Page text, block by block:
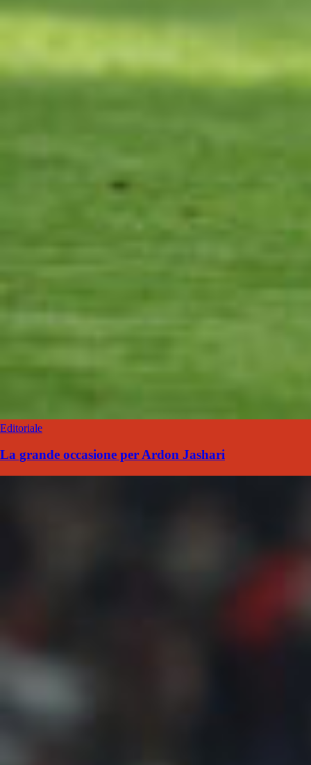
Editoriale
La grande occasione per Ardon Jashari